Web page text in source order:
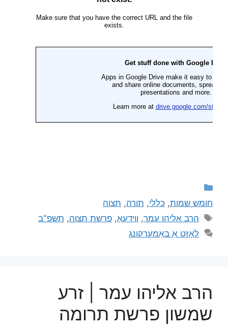
חומש שמות, כללי, תורה, תּצוה
הרב אליהו עמר, ווידעאָ,פרשת תצוה, תשפ"ב
לאָזט אַ באַמערקונג
הרב אליהו עמר | זרע
שמשון פרשת תרומה